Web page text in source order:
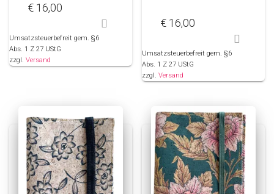
€ 16,00
Umsatzsteuerbefreit gem. §6
Abs. 1 Z 27 UStG
zzgl. Versand
€ 16,00
Umsatzsteuerbefreit gem. §6
Abs. 1 Z 27 UStG
zzgl.Versand